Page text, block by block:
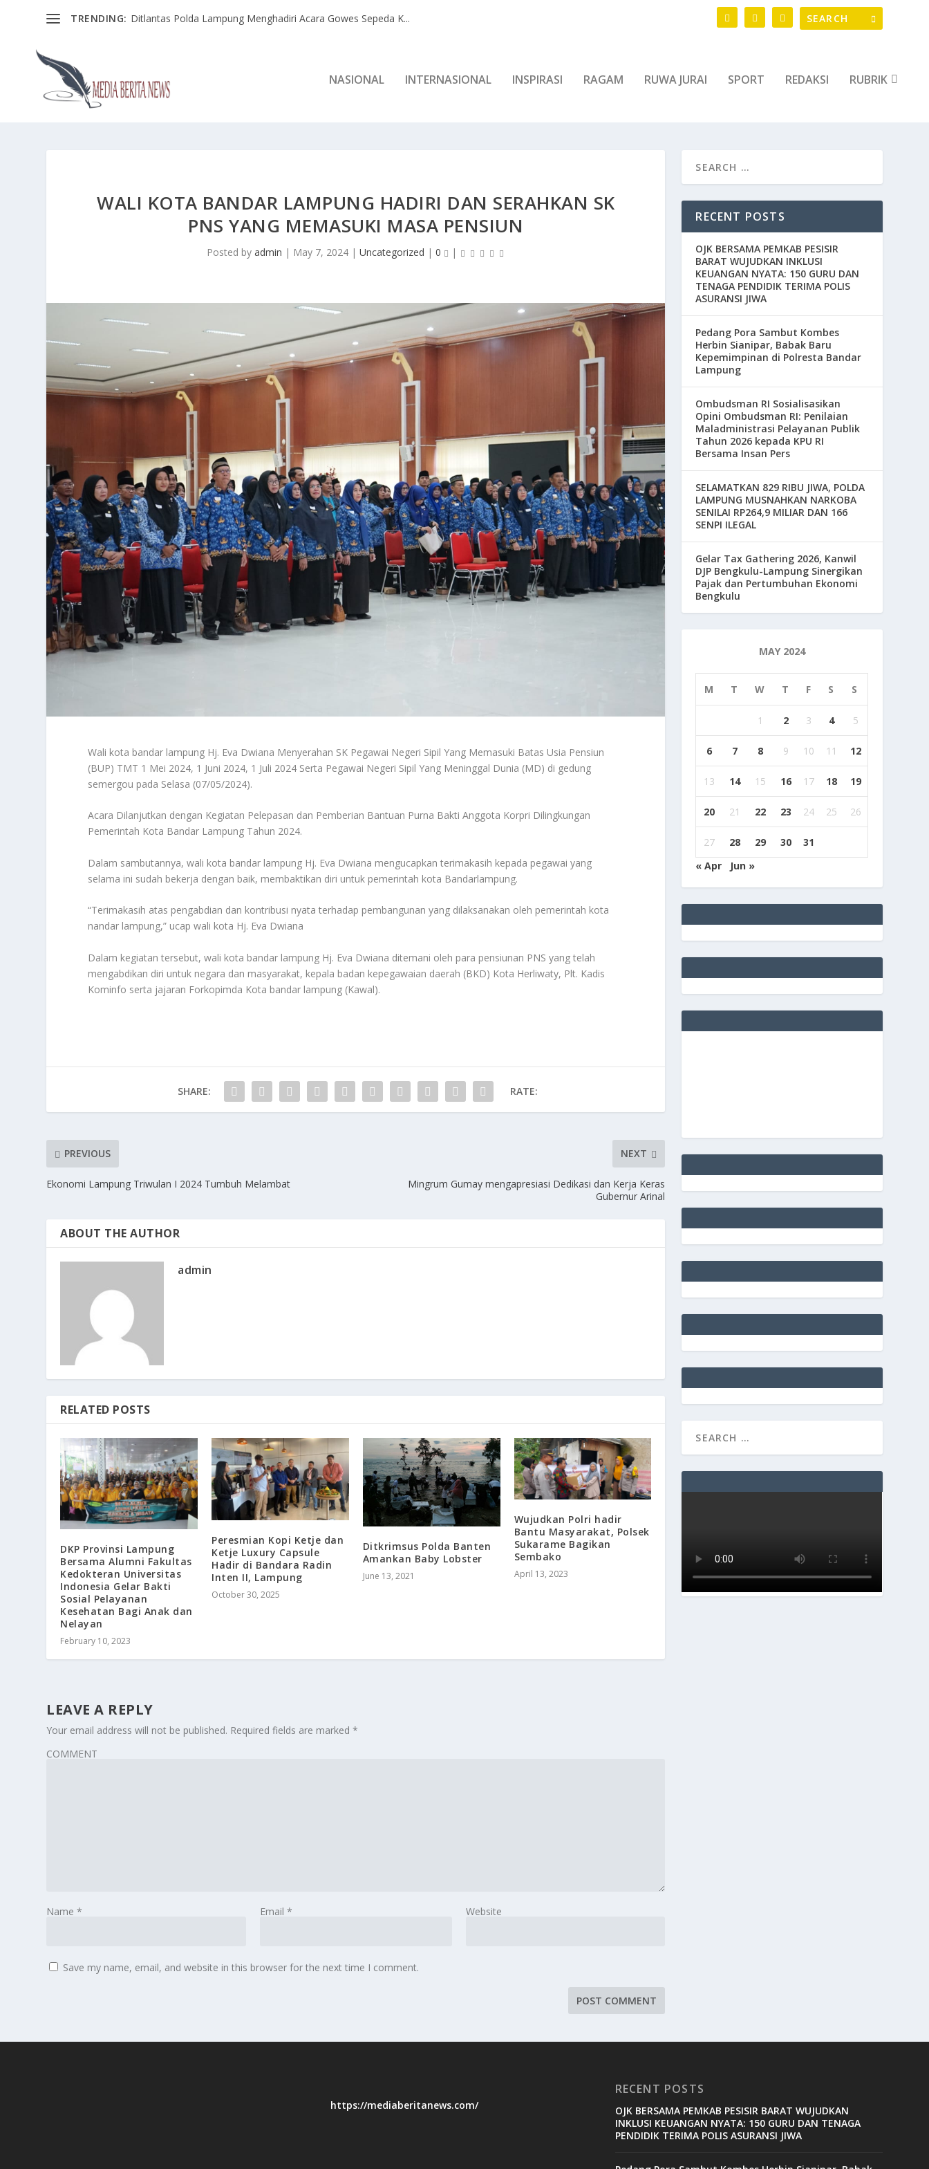
TRENDING: Ditlantas Polda Lampung Menghadiri Acara Gowes Sepeda K...
NASIONAL INTERNASIONAL INSPIRASI RAGAM RUWA JURAI SPORT REDAKSI RUBRIK
WALI KOTA BANDAR LAMPUNG HADIRI DAN SERAHKAN SK
PNS YANG MEMASUKI MASA PENSIUN
Posted by admin | May 7, 2024| Uncategorized | 0 |
Wali kota bandar lampung Hj. Eva Dwiana Menyerahan SK Pegawai Negeri Sipil Yang Memasuki Batas Usia Pensiun
(BUP) TMT 1 Mei 2024, 1 Juni 2024, 1 Juli 2024 Serta Pegawai Negeri Sipil Yang Meninggal Dunia (MD) di gedung
semergou pada Selasa (07/05/2024).
Acara Dilanjutkan dengan Kegiatan Pelepasan dan Pemberian Bantuan Purna Bakti Anggota Korpri Dilingkungan
Pemerintah Kota Bandar Lampung Tahun 2024.
Dalam sambutannya, wali kota bandar lampung Hj. Eva Dwiana mengucapkan terimakasih kepada pegawai yang
selama ini sudah bekerja dengan baik, membaktikan diri untuk pemerintah kota Bandarlampung.
“Terimakasih atas pengabdian dan kontribusi nyata terhadap pembangunan yang dilaksanakan oleh pemerintah kota
nandar lampung,” ucap wali kota Hj. Eva Dwiana
Dalam kegiatan tersebut, wali kota bandar lampung Hj. Eva Dwiana ditemani oleh para pensiunan PNS yang telah
mengabdikan diri untuk negara dan masyarakat, kepala badan kepegawaian daerah (BKD) Kota Herliwaty, Plt. Kadis
Kominfo serta jajaran Forkopimda Kota bandar lampung (Kawal).
SHARE: RATE:
PREVIOUS
Ekonomi Lampung Triwulan I 2024 Tumbuh Melambat
NEXT
Mingrum Gumay mengapresiasi Dedikasi dan Kerja Keras
Gubernur Arinal
ABOUT THE AUTHOR
admin
RELATED POSTS
DKP Provinsi Lampung
Bersama Alumni Fakultas
Kedokteran Universitas
Indonesia Gelar Bakti
Sosial Pelayanan
Kesehatan Bagi Anak dan
Nelayan
February 10, 2023
Peresmian Kopi Ketje dan
Ketje Luxury Capsule
Hadir di Bandara Radin
Inten II, Lampung
October 30, 2025
Ditkrimsus Polda Banten
Amankan Baby Lobster
June 13, 2021
Wujudkan Polri hadir
Bantu Masyarakat, Polsek
Sukarame Bagikan
Sembako
April 13, 2023
LEAVE A REPLY
Your email address will not be published. Required fields are marked*
COMMENT
Name* Email * Website
Save my name, email, and website in this browser for the next time I comment.
RECENT POSTS
OJK BERSAMA PEMKAB PESISIR
BARAT WUJUDKAN INKLUSI
KEUANGAN NYATA: 150 GURU DAN
TENAGA PENDIDIK TERIMA POLIS
ASURANSI JIWA
Pedang Pora Sambut Kombes
Herbin Sianipar, Babak Baru
Kepemimpinan di Polresta Bandar
Lampung
Ombudsman RI Sosialisasikan
Opini Ombudsman RI: Penilaian
Maladministrasi Pelayanan Publik
Tahun 2026 kepada KPU RI
Bersama Insan Pers
SELAMATKAN 829 RIBU JIWA, POLDA
LAMPUNG MUSNAHKAN NARKOBA
SENILAI RP264,9 MILIAR DAN 166
SENPI ILEGAL
Gelar Tax Gathering 2026, Kanwil
DJP Bengkulu-Lampung Sinergikan
Pajak dan Pertumbuhan Ekonomi
Bengkulu
MAY 2024
M T W T F S S
1 2 3 4 5
6 7 8 9 10 11 12
13 14 15 16 17 18 19
20 21 22 23 24 25 26
27 28 29 30
31
« Apr
Jun »
https://mediaberitanews.com/
RECENT POSTS
OJK BERSAMA PEMKAB PESISIR BARAT WUJUDKAN
INKLUSI KEUANGAN NYATA: 150 GURU DAN TENAGA
PENDIDIK TERIMA POLIS ASURANSI JIWA